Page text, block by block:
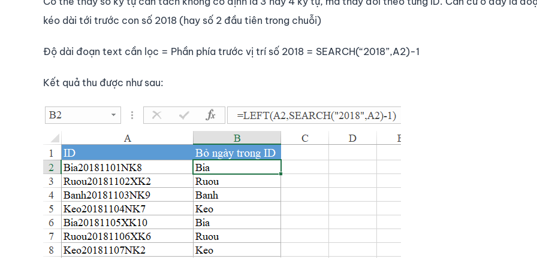
kéo dài tới trước con số 2018 (hay số 2 đầu tiên trong chuỗi)
Độ dài đoạn text cần lọc = Phần phía trước vị trí số 2018 = SEARCH(“2018”,A2)-1
Kết quả thu được như sau: